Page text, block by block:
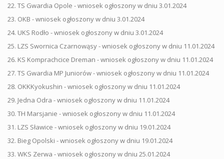
22. TS Gwardia Opole - wniosek ogłoszony w dniu 3.01.2024
23. OKB - wniosek ogłoszony w dniu 3.01.2024
24. UKS Rodło - wniosek ogłoszony w dniu 3.01.2024
25. LZS Swornica Czarnowąsy - wniosek ogłoszony w dniu 11.01.2024
26. KS Komprachcice Dreman - wniosek ogłoszony w dniu 11.01.2024
27. TS Gwardia MP Juniorów - wniosek ogłoszony w dniu 11.01.2024
28. OKKKyokushin - wniosek ogłoszony w dniu 11.01.2024
29. Jedna Odra - wniosek ogłoszony w dniu 11.01.2024
30. TH Marsjanie - wniosek ogłoszony w dniu 11.01.2024
31. LZS Sławice - wniosek ogłoszony w dniu 19.01.2024
32. Bieg Opolski - wniosek ogłoszony w dniu 19.01.2024
33. WKS Zerwa - wniosek ogłoszony w dniu 25.01.2024